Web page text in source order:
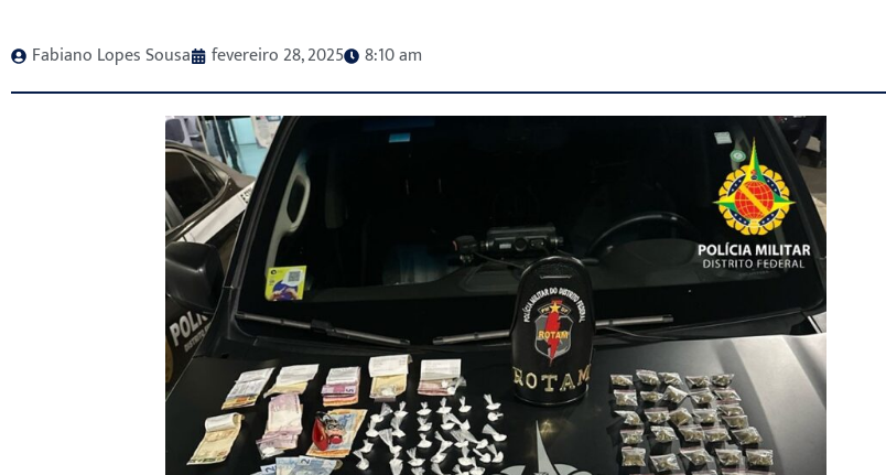
Fabiano Lopes Sousa fevereiro 28, 2025 8:10 am